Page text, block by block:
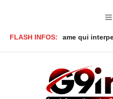
FLASH INFOS:
: Le drame qui interpelle